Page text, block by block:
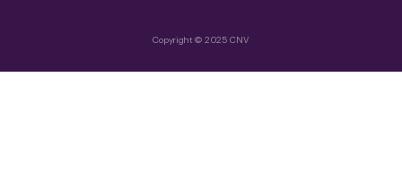
Copyright © 2025 CNV